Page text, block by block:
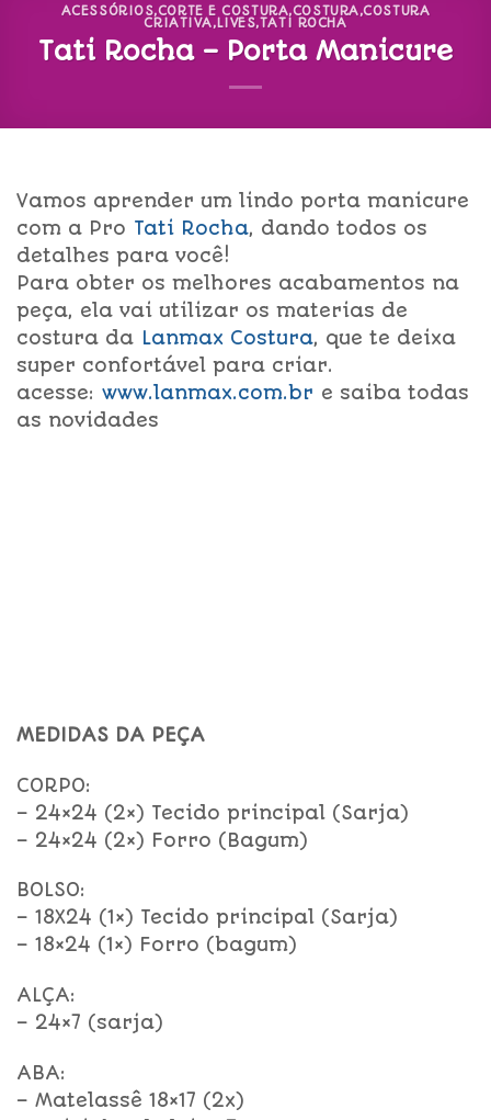
ACESSÓRIOS,CORTE E COSTURA,COSTURA,COSTURA
CRIATIVA, LIVES,TATI ROCHA
Tati Rocha – Porta Manicure
Vamos aprender um lindo porta manicure
com a Pro Tati Rocha, dando todos os
detalhes para você!
Para obter os melhores acabamentos na
peça, ela vai utilizar os materias de
costura da Lanmax Costura, que te deixa
super confortável para criar.
acesse: www.lanmax.com.br e saiba todas
as novidades
MEDIDAS DA PEÇA
CORPO:
– 24×24 (2×) Tecido principal (Sarja)
– 24×24 (2×) Forro (Bagum)
BOLSO:
– 18X24 (1×) Tecido principal (Sarja)
– 18×24 (1×) Forro (bagum)
ALÇA:
– 24×7 (sarja)
ABA:
– Matelassê 18×17 (2x)